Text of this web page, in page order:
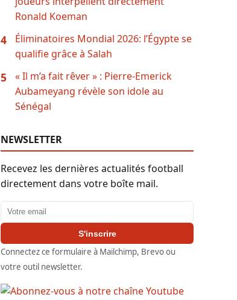
Ronald Koeman
4
Éliminatoires Mondial 2026: l’Égypte se
qualifie grâce à Salah
5
« Il m’a fait rêver » : Pierre-Emerick
Aubameyang révèle son idole au
Sénégal
NEWSLETTER
Recevez les dernières actualités football
directement dans votre boîte mail.
Adresse email
S'inscrire
Connectez ce formulaire à Mailchimp, Brevo ou
votre outil newsletter.